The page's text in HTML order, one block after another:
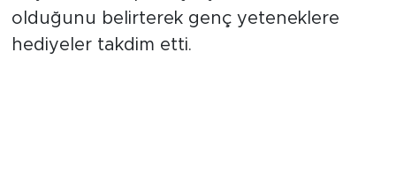
olduğunu belirterek genç yeteneklere
hediyeler takdim etti.